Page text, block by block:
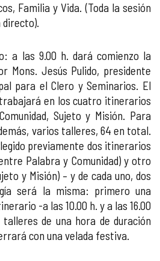
Familia y Vida. (Toda la sesión
directo).
a las 9.00 h. dará comienzo la
Mons. Jesús Pulido, presidente
para el Clero y Seminarios. El
en los cuatro itinerarios
Sujeto y Misión. Para
varios talleres, 64 en total.
previamente dos itinerarios
Palabra y Comunidad) y otro
y Misión) – y de cada uno, dos
será la misma: primero una
-a las 10.00 h. y a las 16.00
de una hora de duración
con una velada festiva.